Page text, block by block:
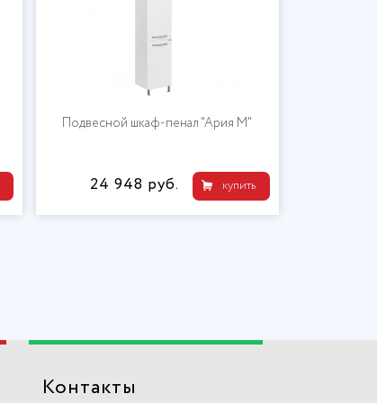
Подвесной шкаф-пенал "Ария М"
купить
24 948 руб.
Контакты